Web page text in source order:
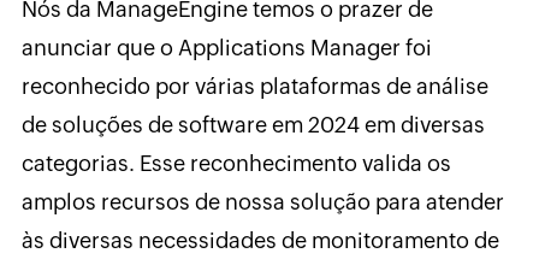
Nós da ManageEngine temos o prazer de
anunciar que o Applications Manager foi
reconhecido por várias plataformas de análise
de soluções de software em 2024 em diversas
categorias. Esse reconhecimento valida os
amplos recursos de nossa solução para atender
às diversas necessidades de monitoramento de